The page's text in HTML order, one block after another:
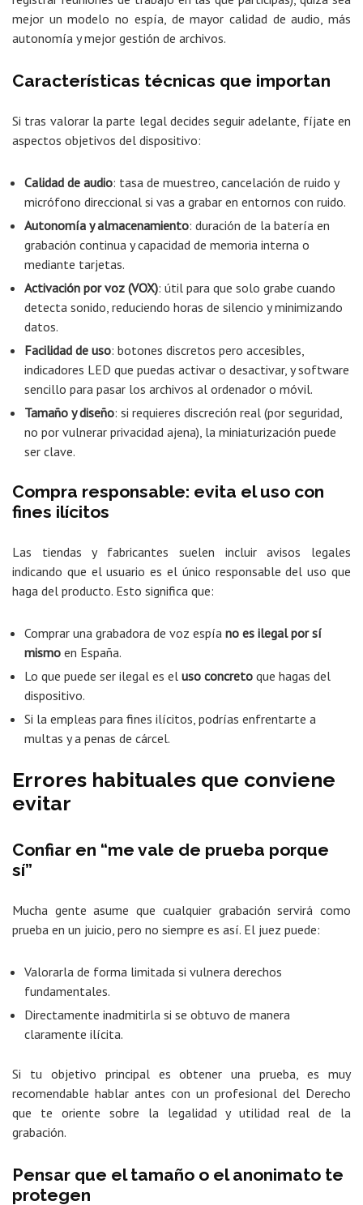
mejor un modelo no espía, de mayor calidad de audio, más
autonomía y mejor gestión de archivos.
Características técnicas que importan
Si tras valorar la parte legal decides seguir adelante, fíjate en
aspectos objetivos del dispositivo:
Calidad de audio: tasa de muestreo, cancelación de ruido y
micrófono direccional si vas a grabar en entornos con ruido.
Autonomía y almacenamiento: duración de la batería en
grabación continua y capacidad de memoria interna o
mediante tarjetas.
Activación por voz (VOX): útil para que solo grabe cuando
detecta sonido, reduciendo horas de silencio y minimizando
datos.
Facilidad de uso: botones discretos pero accesibles,
indicadores LED que puedas activar o desactivar, y software
sencillo para pasar los archivos al ordenador o móvil.
Tamaño y diseño: si requieres discreción real (por seguridad,
no por vulnerar privacidad ajena), la miniaturización puede
ser clave.
Compra responsable: evita el uso con
fines ilícitos
Las tiendas y fabricantes suelen incluir avisos legales
indicando que el usuario es el único responsable del uso que
haga del producto. Esto significa que:
Comprar una grabadora de voz espía no es ilegal por sí
mismo en España.
Lo que puede ser ilegal es el uso concreto que hagas del
dispositivo.
Si la empleas para fines ilícitos, podrías enfrentarte a
multas y a penas de cárcel.
Errores habituales que conviene
evitar
Confiar en “me vale de prueba porque
sí”
Mucha gente asume que cualquier grabación servirá como
prueba en un juicio, pero no siempre es así. El juez puede:
Valorarla de forma limitada si vulnera derechos
fundamentales.
Directamente inadmitirla si se obtuvo de manera
claramente ilícita.
Si tu objetivo principal es obtener una prueba, es muy
recomendable hablar antes con un profesional del Derecho
que te oriente sobre la legalidad y utilidad real de la
grabación.
Pensar que el tamaño o el anonimato te
protegen